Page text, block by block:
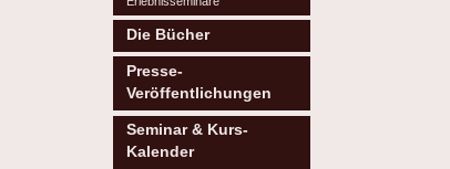
Die Bücher
Presse-
Veröffentlichungen
Seminar & Kurs-
Kalender